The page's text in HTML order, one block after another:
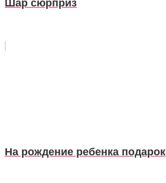
Шар сюрприз
На рождение ребенка подарок